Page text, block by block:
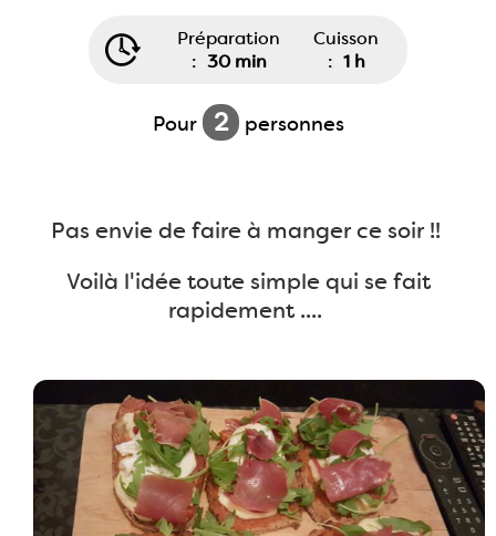
Préparation
: 30 min
Cuisson
: 1 h
Pour 2 personnes
Pas envie de faire à manger ce soir !!
Voilà l'idée toute simple qui se fait
rapidement ....